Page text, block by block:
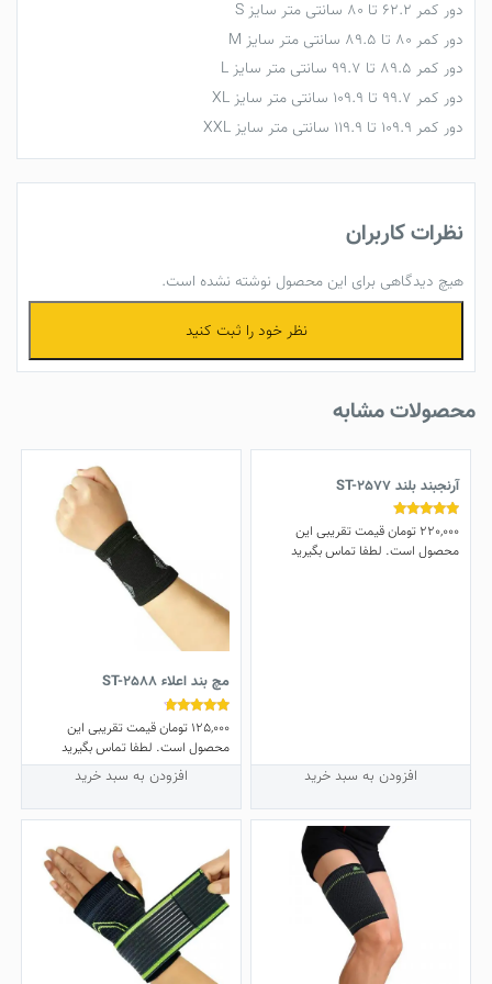
دور کمر 62.2 تا 80 سانتی متر سایز
S
دور کمر 80 تا 89.5 سانتی متر سایز
M
دور کمر 89.5 تا 99.7 سانتی متر سایز
L
دور کمر 99.7 تا 109.9 سانتی متر سایز
XL
دور کمر 109.9 تا 119.9 سانتی متر سایز
XXL
نظرات کاربران
هیچ دیدگاهی برای این محصول نوشته نشده است.
نظر خود را ثبت کنید
محصولات مشابه
آرنجبند بلند ST-2577
نمره
5.00
از 5
220,000 تومانقیمت تقریبی این
محصول است. لطفا تماس بگیرید
افزودن به سبد خرید
مچ بند اعلاء ST-2588
نمره
4.50
از 5
125,000 تومانقیمت تقریبی این
محصول است. لطفا تماس بگیرید
افزودن به سبد خرید